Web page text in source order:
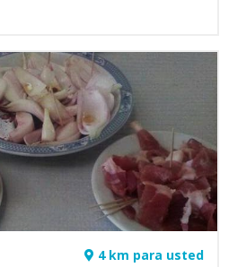
4 km para usted